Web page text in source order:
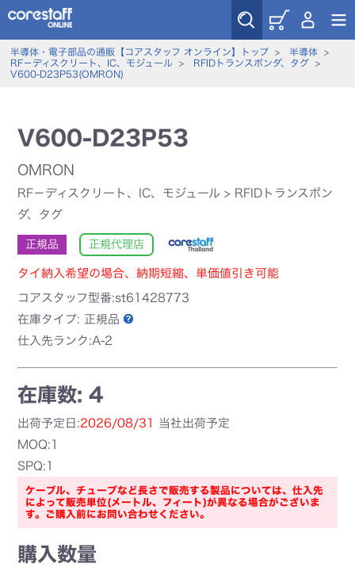
半導体・電子部品の通販【コアスタッフ オンライン】トップ> 半導体>
RF－ディスクリート、IC、モジュール> RFIDトランスポンダ、タグ>
V600-D23P53(OMRON)
V600-D23P53
OMRON
RF－ディスクリート、IC、モジュール > RFIDトランスポン
ダ、タグ
正規品 正規代理店
タイ納入希望の場合、納期短縮、単価値引き可能
コアスタッフ型番:st61428773
在庫タイプ: 正規品
仕入先ランク:A-2
在庫数: 4
出荷予定日:2026/08/31
当社出荷予定
MOQ:1
SPQ:1
ケーブル、チューブなど長さで販売する製品については、仕入先
によって販売単位(メートル、フィート)が異なる場合がございま
す。ご購入前にお問い合わせください。
購入数量